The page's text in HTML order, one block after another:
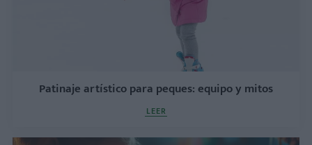
Patinaje artístico para peques: equipo y mitos
LEER